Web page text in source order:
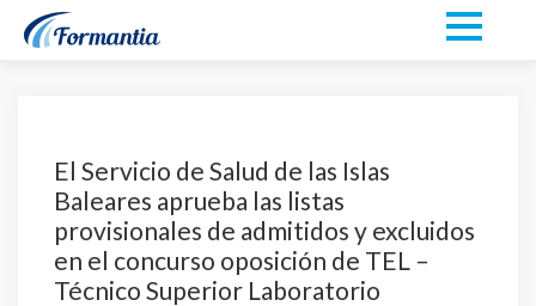
El Servicio de Salud de las Islas
Baleares aprueba las listas
provisionales de admitidos y excluidos
en el concurso oposición de TEL –
Técnico Superior Laboratorio